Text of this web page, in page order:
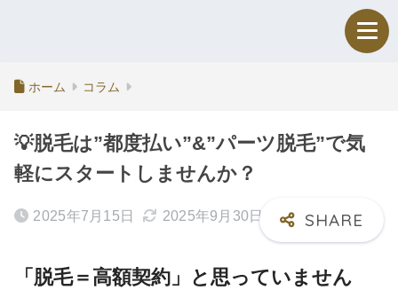
ホーム コラム
💡脱毛は”都度払い”&”パーツ脱毛”で気
軽にスタートしませんか？
2025年7月15日 2025年9月30日
「脱毛＝高額契約」と思っていません